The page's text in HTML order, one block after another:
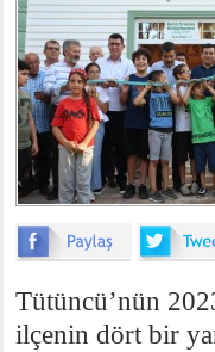
Tütüncü’nün
ilçenin dört bir